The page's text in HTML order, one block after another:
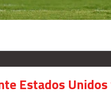
Estados